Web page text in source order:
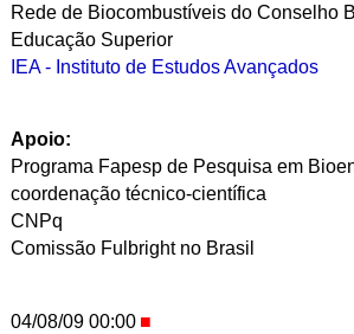
Rede de Biocombustíveis do Conselho
Educação Superior
IEA - Instituto de Estudos Avançados
Apoio:
Programa Fapesp de Pesquisa em
coordenação técnico-científica
CNPq
Comissão Fulbright no Brasil
04/08/09 00:00